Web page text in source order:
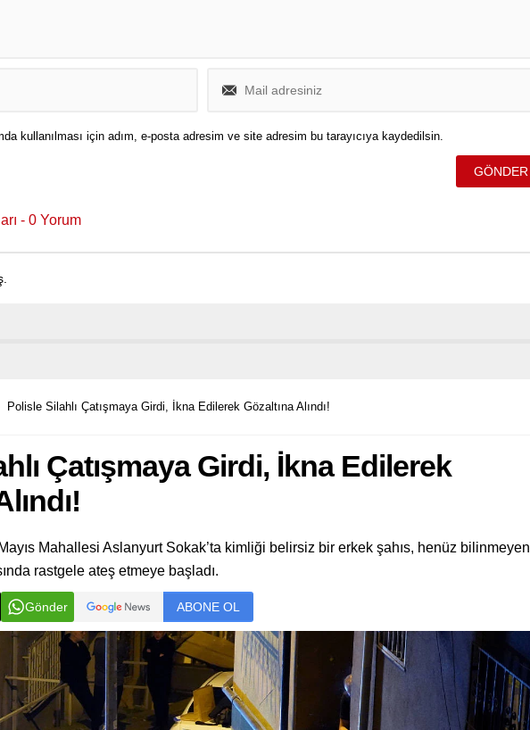
kullanılması için adım, e-posta adresim ve site adresim bu tarayıcıya kaydedilsin.
- 0 Yorum
Polisle Silahlı Çatışmaya Girdi, İkna Edilerek Gözaltına Alındı!
Çatışmaya Girdi, İkna Edilerek
Mahallesi Aslanyurt Sokak’ta kimliği belirsiz bir erkek şahıs, henüz bilinmeyen
rastgele ateş etmeye başladı.
Gönder ABONE OL